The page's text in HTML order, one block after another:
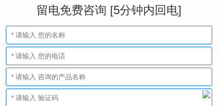
留电免费咨询 [5分钟内回电]